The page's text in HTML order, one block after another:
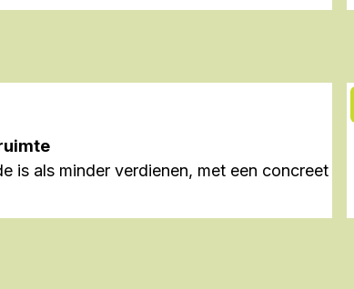
is als minder verdienen, met een concreet